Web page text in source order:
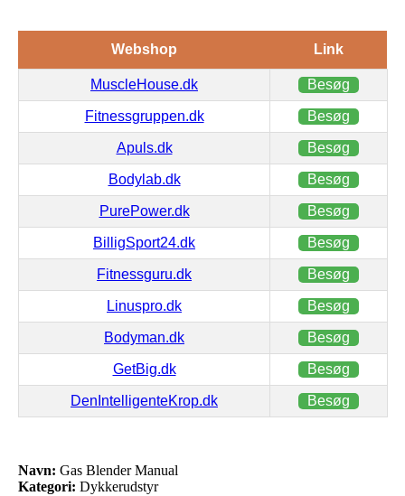
Webshop Link
MuscleHouse.dk Besøg
Fitnessgruppen.dk Besøg
Apuls.dk Besøg
Bodylab.dk Besøg
PurePower.dk Besøg
BilligSport24.dk Besøg
Fitnessguru.dk Besøg
Linuspro.dk Besøg
Bodyman.dk Besøg
GetBig.dk Besøg
DenIntelligenteKrop.dk Besøg
Navn: Gas Blender Manual
Kategori: Dykkerudstyr